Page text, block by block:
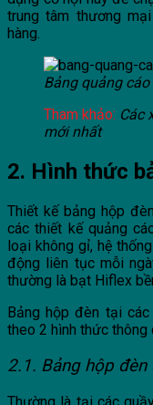
trung tâm thương
hàng.
Bảng quảng
Tham khảo: Các
mới nhất
2. Hình thức
Thiết kế bảng hộp
các thiết kế quảng
loại không gỉ, hệ
động liên tục mỗi
thường là bạt Hiflex
Bảng hộp đèn tại
theo 2 hình thức thông
2.1. Bảng hộp đèn
Thường là tại các